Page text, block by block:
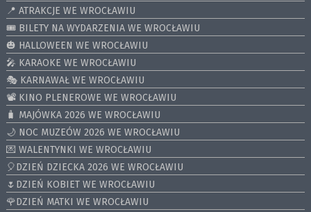
📍 ATRAKCJE WE WROCŁAWIU
🎟️ BILETY NA WYDARZENIA WE WROCŁAWIU
🎃 HALLOWEEN WE WROCŁAWIU
🎤 KARAOKE WE WROCŁAWIU
🎭 KARNAWAŁ WE WROCŁAWIU
📽️ KINO PLENEROWE WE WROCŁAWIU
🧳 MAJÓWKA 2026 WE WROCŁAWIU
🌙 NOC MUZEÓW 2026 WE WROCŁAWIU
💌 WALENTYNKI WE WROCŁAWIU
🎈DZIEŃ DZIECKA 2026 WE WROCŁAWIU
🌷DZIEŃ KOBIET WE WROCŁAWIU
🌹DZIEŃ MATKI WE WROCŁAWIU